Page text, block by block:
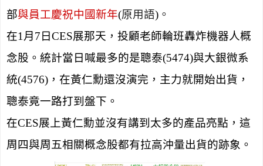
部與員工慶祝中國新年(原用語) 。
在1 月 7 日 CES展那天，投顧老師輪班轟炸機器人概
念股。統計當日喊最多的是聰泰(5474)與大銀微系
統(4576) ，在黃仁勳還沒演完，主力就開始出貨，
聰泰竟一路打到盤下。
在CES展上黃仁勳並沒有講到太多的產品亮點，這
周四與周五相關概念股都有拉高沖量出貨的跡象。